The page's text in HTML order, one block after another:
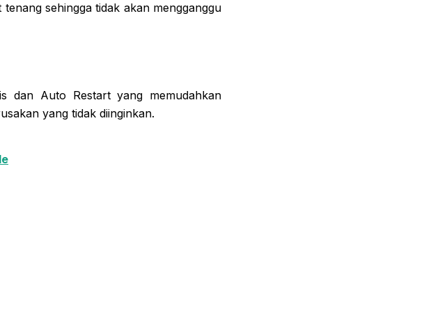
sehingga tidak akan mengganggu
dan Auto Restart yang memudahkan
yang tidak diinginkan.